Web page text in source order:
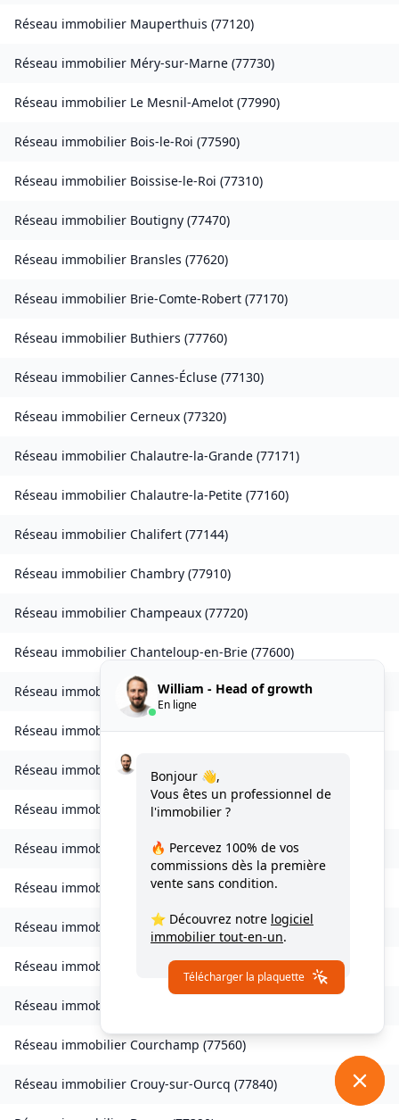
Réseau immobilier Mauperthuis (77120)
Réseau immobilier Méry-sur-Marne (77730)
Réseau immobilier Le Mesnil-Amelot (77990)
Réseau immobilier Bois-le-Roi (77590)
Réseau immobilier Boissise-le-Roi (77310)
Réseau immobilier Boutigny (77470)
Réseau immobilier Bransles (77620)
Réseau immobilier Brie-Comte-Robert (77170)
Réseau immobilier Buthiers (77760)
Réseau immobilier Cannes-Écluse (77130)
Réseau immobilier Cerneux (77320)
Réseau immobilier Chalautre-la-Grande (77171)
Réseau immobilier Chalautre-la-Petite (77160)
Réseau immobilier Chalifert (77144)
Réseau immobilier Chambry (77910)
Réseau immobilier Champeaux (77720)
Réseau immobilier Chanteloup-en-Brie (77600)
Réseau immobilierLa Chapelle-Rablais (77370)
Réseau immobilierLes Chapelles-Bourbon(77610)
Réseau immobilierCharmentray(77410
Réseau immobilier Charny(77410)
Réseau immobilier Chessy(77700)
Réseau immobilier Combs-la-Ville (77380)
Réseau immobilier Compans(77290)
Réseau immobilier Condé-Sainte-Libiaire
Réseau immobilier
Réseau immobilier Courchamp (77560)
Réseau immobilier Crouy-sur-Ourcq (77840)
William - Head of growth
En ligne
Bonjour 👋,
Vous êtes un professionnel de
l'immobilier ?
🔥 Percevez 100% de vos
commissions dès la première
vente sans condition.
⭐ Découvrez notre logiciel
immobilier tout-en-un.
Télécharger la plaquette